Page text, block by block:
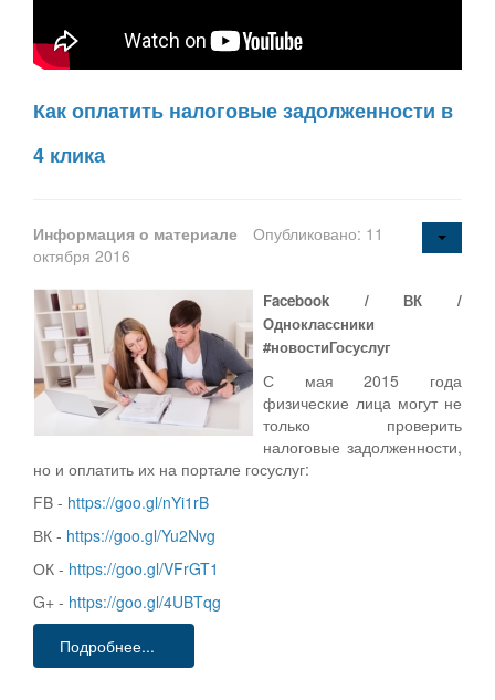
Как оплатить налоговые задолженности в
4 клика
Информация о материале
Опубликовано: 11
октября 2016
Facebook / ВК /
Одноклассники
#новостиГосуслуг
С мая 2015 года
физические лица могут не
только проверить
налоговые задолженности,
но и оплатить их на портале госуслуг:
FB - https://goo.gl/nYi1rB
ВК - https://goo.gl/Yu2Nvg
ОК - https://goo.gl/VFrGT1
G+ - https://goo.gl/4UBTqg
Подробнее...